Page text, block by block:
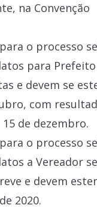
na Convenção
o processo
para Prefeito
e devem se
com
de dezembro.
o processo
a Vereador
e devem
2020.